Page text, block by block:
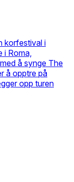
korfestival i
i Roma,
å synge The
å opptre på
opp turen